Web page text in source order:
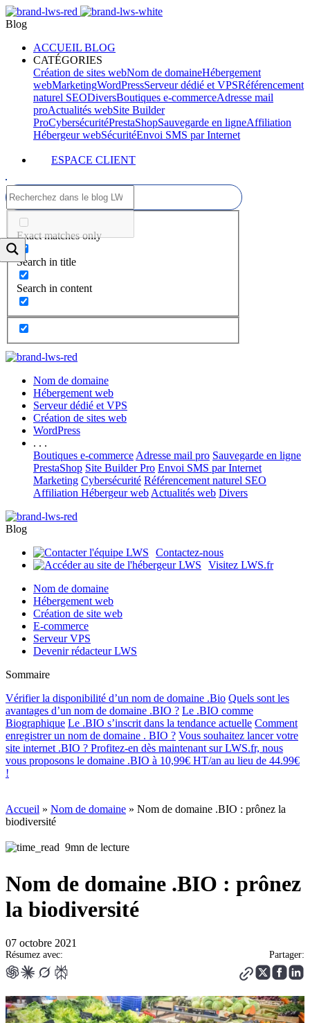
Blog
ACCUEIL BLOG
CATÉGORIES
Création de sites webNom de domaineHébergement
webMarketingWordPressServeur dédié et VPSRéférencement
naturel SEODiversBoutiques e-commerceAdresse mail
proActualités webSite Builder
ProCybersécuritéPrestaShopSauvegarde en ligneAffiliation
Hébergeur webSécuritéEnvoi SMS par Internet
ESPACE CLIENT
Exact matches only
Search in title
Search in content
Nom de domaine
Hébergement web
Serveur dédié et VPS
Création de sites web
WordPress
. . .
Boutiques e-commerce Adresse mail pro Sauvegarde en ligne
PrestaShop Site Builder Pro Envoi SMS par Internet
Marketing Cybersécurité Référencement naturel SEO
Affiliation Hébergeur web Actualités web Divers
Blog
Contactez-nous
Visitez LWS.fr
Nom de domaine
Hébergement web
Création de site web
E-commerce
Serveur VPS
Devenir rédacteur LWS
Sommaire
Vérifier la disponibilité d’un nom de domaine .Bio Quels sont les
avantages d’un nom de domaine .BIO ? Le .BIO comme
Biographique Le .BIO s’inscrit dans la tendance actuelle Comment
enregistrer un nom de domaine . BIO ? Vous souhaitez lancer votre
site internet .BIO ? Profitez-en dès maintenant sur LWS.fr, nous
vous proposons le domaine .BIO à 10,99€ HT/an au lieu de 44.99€
!
Accueil » Nom de domaine » Nom de domaine .BIO : prônez la
biodiversité
9mn de lecture
Nom de domaine .BIO : prônez
la biodiversité
07 octobre 2021
Résumez avec: Partager: